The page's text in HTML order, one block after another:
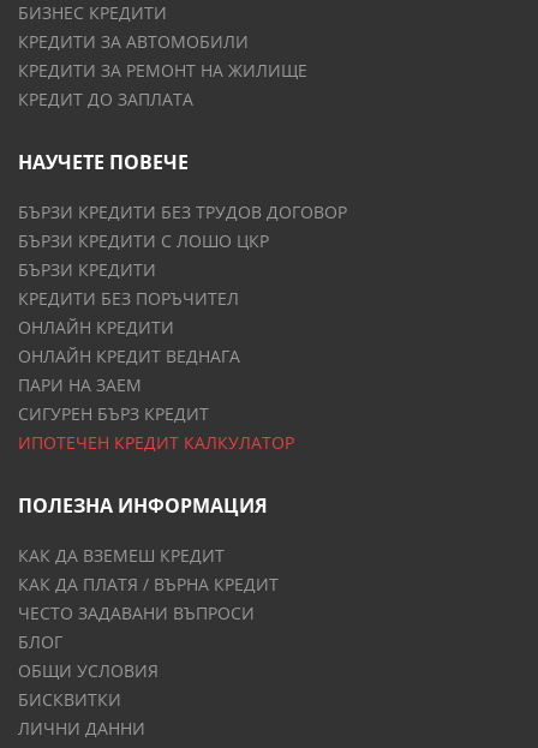
БИЗНЕС КРЕДИТИ
КРЕДИТИ ЗА АВТОМОБИЛИ
КРЕДИТИ ЗА РЕМОНТ НА ЖИЛИЩЕ
КРЕДИТ ДО ЗАПЛАТА
НАУЧЕТЕ ПОВЕЧЕ
БЪРЗИ КРЕДИТИ БЕЗ ТРУДОВ ДОГОВОР
БЪРЗИ КРЕДИТИ С ЛОШО ЦКР
БЪРЗИ КРЕДИТИ
КРЕДИТИ БЕЗ ПОРЪЧИТЕЛ
ОНЛАЙН КРЕДИТИ
ОНЛАЙН КРЕДИТ ВЕДНАГА
ПАРИ НА ЗАЕМ
СИГУРЕН БЪРЗ КРЕДИТ
ИПОТЕЧЕН КРЕДИТ КАЛКУЛАТОР
ПОЛЕЗНА ИНФОРМАЦИЯ
КАК ДА ВЗЕМЕШ КРЕДИТ
КАК ДА ПЛАТЯ / ВЪРНА КРЕДИТ
ЧЕСТО ЗАДАВАНИ ВЪПРОСИ
БЛОГ
ОБЩИ УСЛОВИЯ
БИСКВИТКИ
ЛИЧНИ ДАННИ